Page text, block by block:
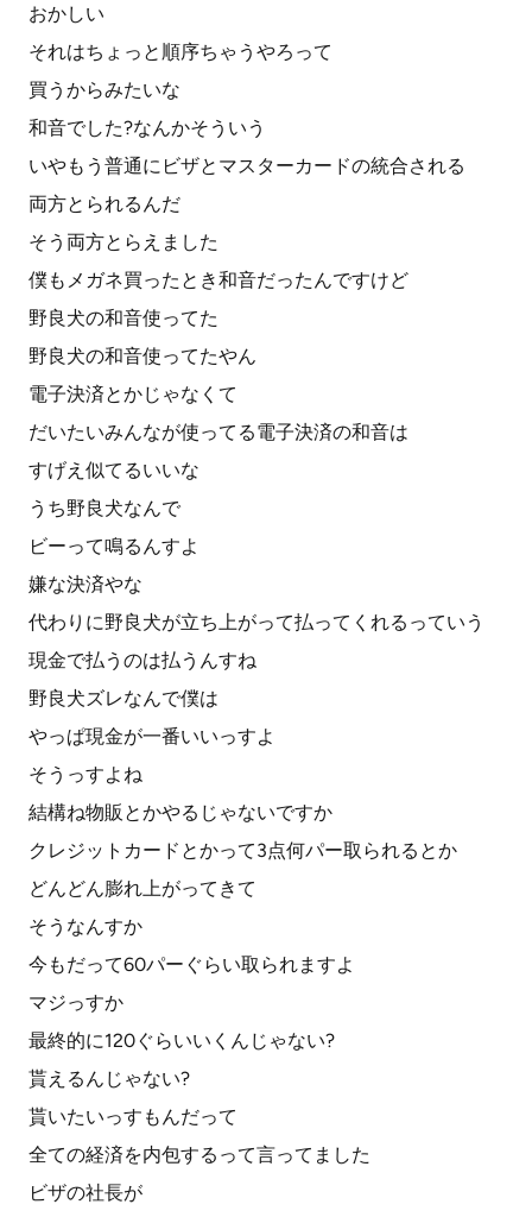
おかしい
それはちょっと順序ちゃうやろって
買うからみたいな
和音でした?なんかそういう
いやもう普通にビザとマスターカードの統合される
両方とられるんだ
そう両方とらえました
僕もメガネ買ったとき和音だったんですけど
野良犬の和音使ってた
野良犬の和音使ってたやん
電子決済とかじゃなくて
だいたいみんなが使ってる電子決済の和音は
すげえ似てるいいな
うち野良犬なんで
ビーって鳴るんすよ
嫌な決済やな
代わりに野良犬が立ち上がって払ってくれるっていう
現金で払うのは払うんすね
野良犬ズレなんで僕は
やっぱ現金が一番いいっすよ
そうっすよね
結構ね物販とかやるじゃないですか
クレジットカードとかって3点何パー取られるとか
どんどん膨れ上がってきて
そうなんすか
今もだって60パーぐらい取られますよ
マジっすか
最終的に120ぐらいいくんじゃない?
貰えるんじゃない?
貰いたいっすもんだって
全ての経済を内包するって言ってました
ビザの社長が